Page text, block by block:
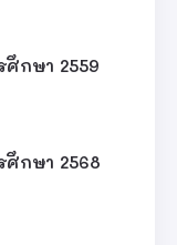
กษา 2559
กษา 2568